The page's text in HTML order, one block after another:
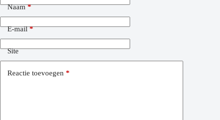
Naam*
E-mail*
Site
Reactie toevoegen *